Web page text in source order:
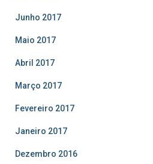
Junho 2017
Maio 2017
Abril 2017
Março 2017
Fevereiro 2017
Janeiro 2017
Dezembro 2016